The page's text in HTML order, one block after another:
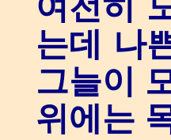
는데 나
그늘이
위에는